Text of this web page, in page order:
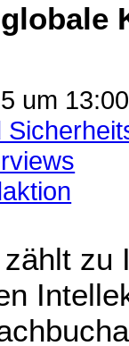
um
zählt zu